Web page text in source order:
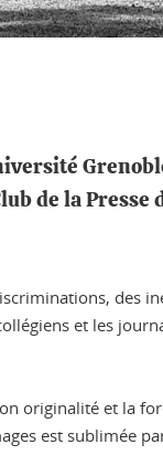
de la Presse
des
et les
originalité et la
est sublimée